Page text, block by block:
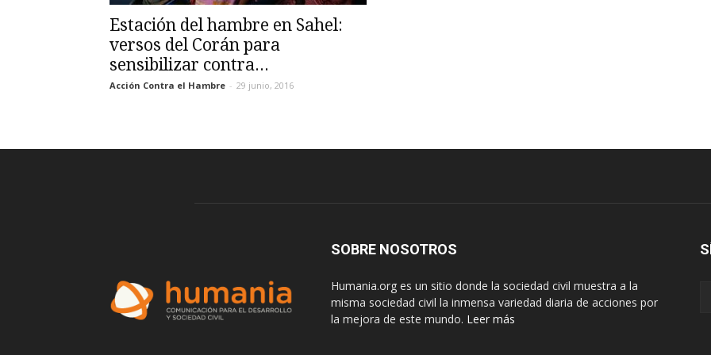
Estación del hambre en Sahel:
versos del Corán para
sensibilizar contra...
Acción Contra el Hambre - 29 junio, 2016
SOBRE NOSOTROS
Humania.org es un sitio donde la sociedad civil muestra a la
misma sociedad civil la inmensa variedad diaria de acciones por
la mejora de este mundo. Leer más